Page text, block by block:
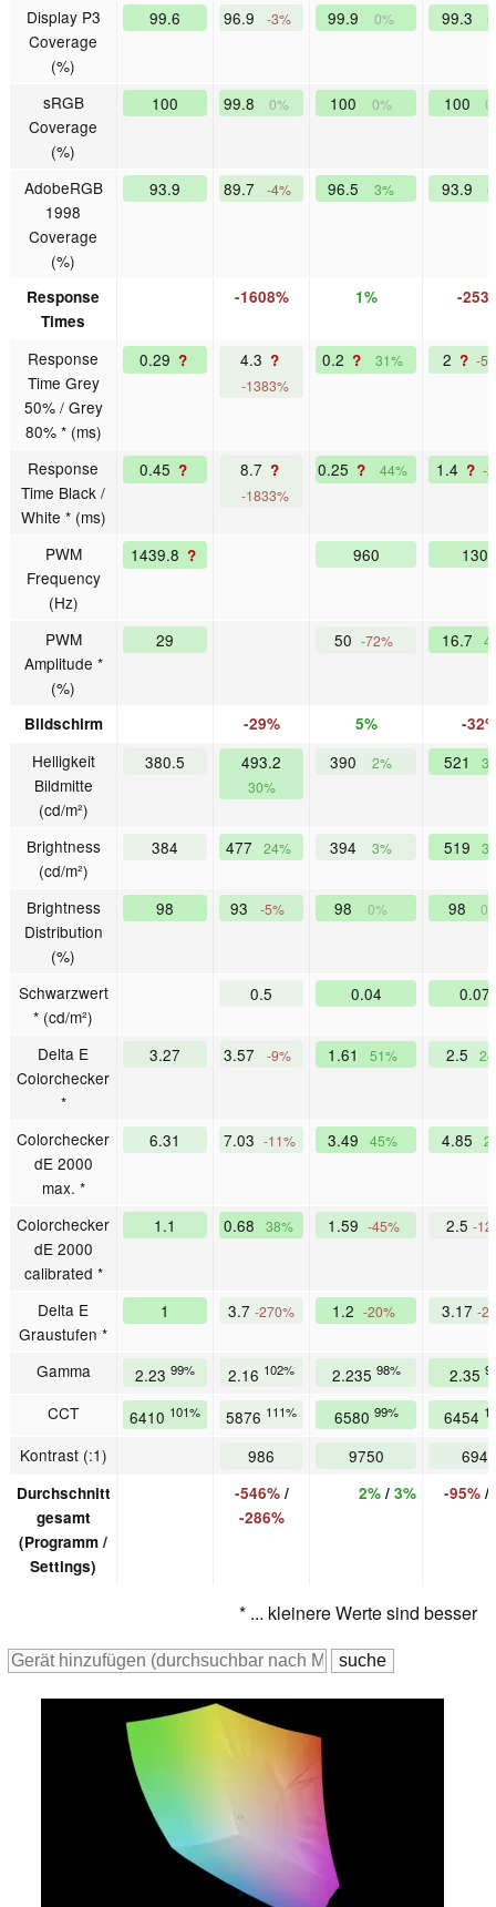
Display P3
Coverage
(%)
99.6 96.9 -3% 99.9 0% 99.3
sRGB
Coverage
(%)
100 99.8 0% 100 0% 100
AdobeRGB
1998
Coverage
(%)
93.9 89.7 -4% 96.5 3% 93.9
Response
Times
-1608% 1% -
Response
Time Grey
50% / Grey
80% * (ms)
0.29 ? 4.3 ?
-1383%
0.2 ? 31% 2 ? -
Response
Time Black /
White * (ms)
0.45 ? 8.7 ?
-1833%
0.25 ? 44% 1.4 ? -
PWM
Frequency
(Hz)
1439.8 ? 960 1300
PWM
Amplitude *
(%)
29 50 -72% 16.7
Bildschirm -29% 5% -
Helligkeit
Bildmitte
(cd/m²)
380.5 493.2
30%
390 2% 521
Brightness
(cd/m²)
384 477 24% 394 3% 519
Brightness
Distribution
(%)
98 93 -5% 98 0% 98
Schwarzwert
* (cd/m²)
0.5 0.04
Delta E
Colorchecker
*
3.27 3.57 -9% 1.61 51% 2.5
Colorchecker
dE 2000
max. *
6.31 7.03 -11% 3.49 45% 4.85
Colorchecker
dE 2000
calibrated *
1.1 0.68 38% 1.59 -45% 2.5 -
Delta E
Graustufen *
1 3.7 -270% 1.2 -20% 3.17 -
Gamma 2.23 99% 2.16 102% 2.235 98% 2.35
CCT 6410 101% 5876 111% 6580 99% 6454
Kontrast (:1) 986 9750 6947
Durchschnitt
gesamt
(Programm /
Settings)
-546%/
-286%
2%/ 3% -95%/
* ... kleinere Werte sind besser